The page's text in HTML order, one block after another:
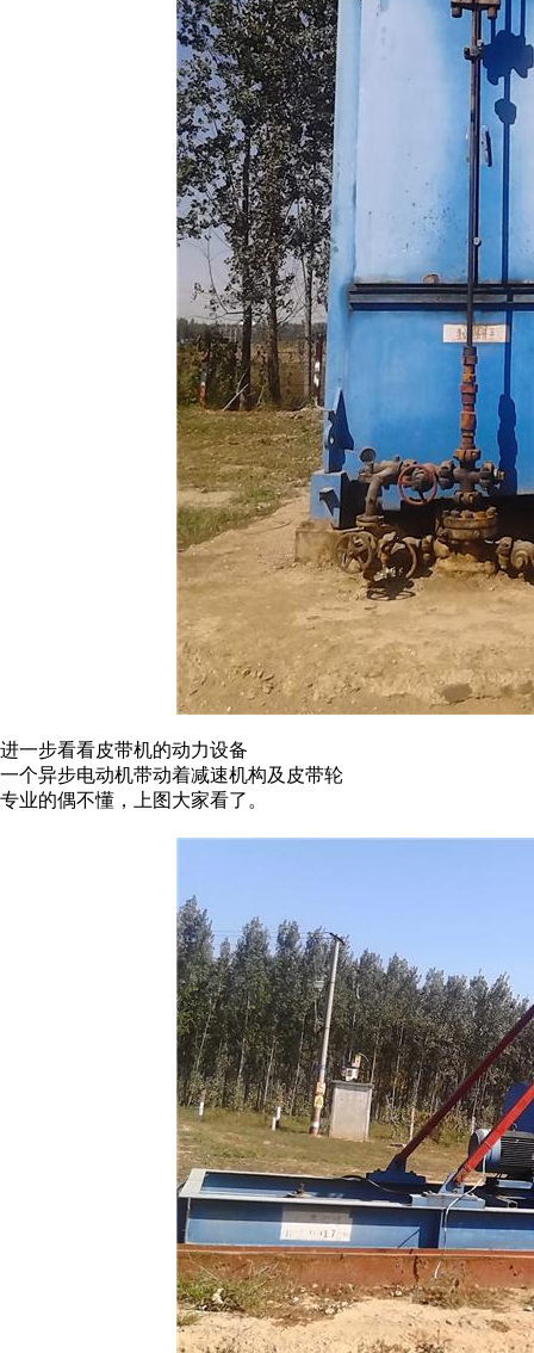
进一步看看皮带机的动力设备
一个异步电动机带动着减速机构及皮带轮
专业的偶不懂，上图大家看了。